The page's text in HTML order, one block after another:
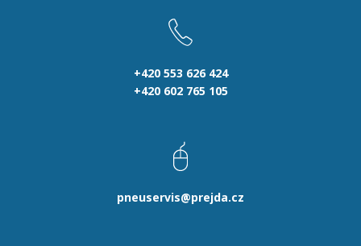
+420 553 626 424
+420 602 765 105
pneuservis@prejda.cz